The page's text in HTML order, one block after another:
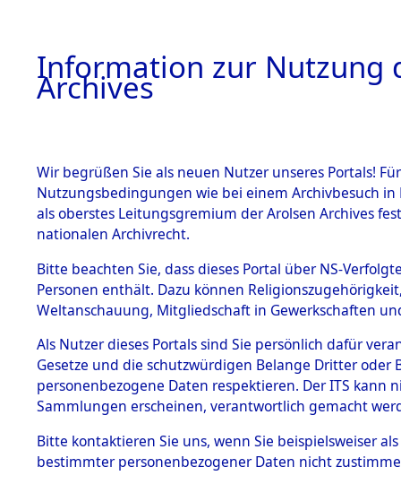
BESTÄNDE
1.
Inhaftierungsdoku
mente
1.2.9 Beim ITS
Effekten
1.2.9.1
Effekten aus
dem KZ
Dachau
1.2.9.2
Effekten aus
dem KZ
0149
Information zur Nutzung
Archives
Wir begrüßen Sie als neuen Nutzer unseres Portals!
Nutzungsbedingungen wie bei einem Archivbesuch
als oberstes Leitungsgremium der Arolsen Archives
nationalen Archivrecht.
Bitte beachten Sie, dass dieses Portal über NS-
Personen enthält. Dazu können
Weltanschauung, Mitgliedschaft in Gewerkschaften
Als Nutzer dieses Portals sind Sie persönlich dafür
Gesetze und die schutzwürdigen Belange Dritter
personenbezogene Daten respektieren. Der ITS
Sammlungen erscheinen, verantwortlich gemacht
Bitte kontaktieren Sie uns, wenn Sie beispielsweiser
bestimmter personenbezogener Daten nicht